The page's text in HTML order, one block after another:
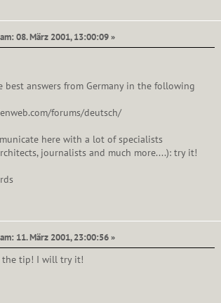
08. März 2001, 13:00:09 »
answers from Germany in the following
forums/deutsch/
here with a lot of specialists
journalists and much more....): try it!
11. März 2001, 23:00:56 »
the tip! I will try it!